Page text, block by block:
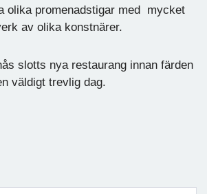
olika promenadstigar med mycket
av olika konstnärer.
slotts nya restaurang innan färden
väldigt trevlig dag.